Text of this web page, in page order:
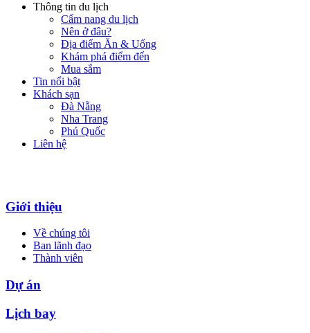
Thông tin du lịch
Cẩm nang du lịch
Nên ở đâu?
Địa điểm Ăn & Uống
Khám phá điểm đến
Mua sắm
Tin nổi bật
Khách sạn
Đà Nẵng
Nha Trang
Phú Quốc
Liên hệ
Giới thiệu
Về chúng tôi
Ban lãnh đạo
Thành viên
Dự án
Lịch bay